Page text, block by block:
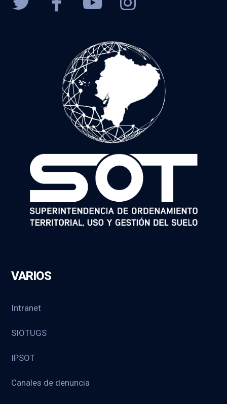
VARIOS
Intranet
SIOTUGS
IPSOT
Canales de denuncia